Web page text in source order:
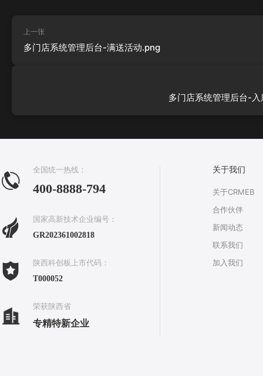
上一张
多门店系统管理后台-满送活动.png
多门店系统管理后台-
全国统一热线：
400-8888-794
国家高新技术企业编号：
GR202361002818
陕西科创板上市代码：
T000052
荣获陕西省
专精特新企业
关于我们
关于CRMEB
合作伙伴
新闻动态
联系我们
加入我们